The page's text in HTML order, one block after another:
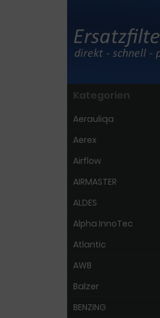
Kategorien
Aerauliqa
Aerex
Airflow
AIRMASTER
ALDES
Alpha InnoTec
Atlantic
AWB
Balzer
BENZING